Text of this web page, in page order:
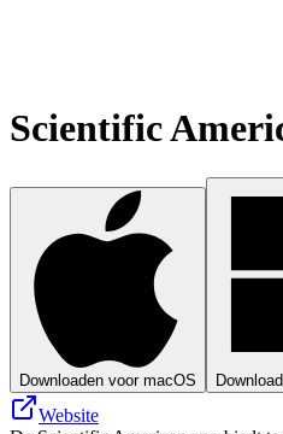
Scientific
Downloaden voor macOS
Website